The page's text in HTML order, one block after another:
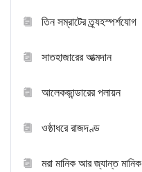
তিন সম্রাটের ত্র্যহস্পর্শযোগ
সাতহাজারের আত্মদান
আলেকজান্ডারের পলায়ন
ওষ্ঠাধরে রাজদণ্ড
মরা মানিক আর জ্যান্ত মানিক